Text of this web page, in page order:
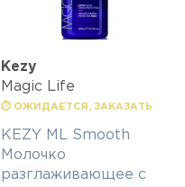
Kezy
Magic Life
⏱ ОЖИДАЕТСЯ, ЗАКАЗАТЬ
KEZY ML Smooth
Молочко
разглаживающее с